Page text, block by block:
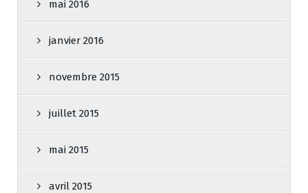
mai 2016
janvier 2016
novembre 2015
juillet 2015
mai 2015
avril 2015